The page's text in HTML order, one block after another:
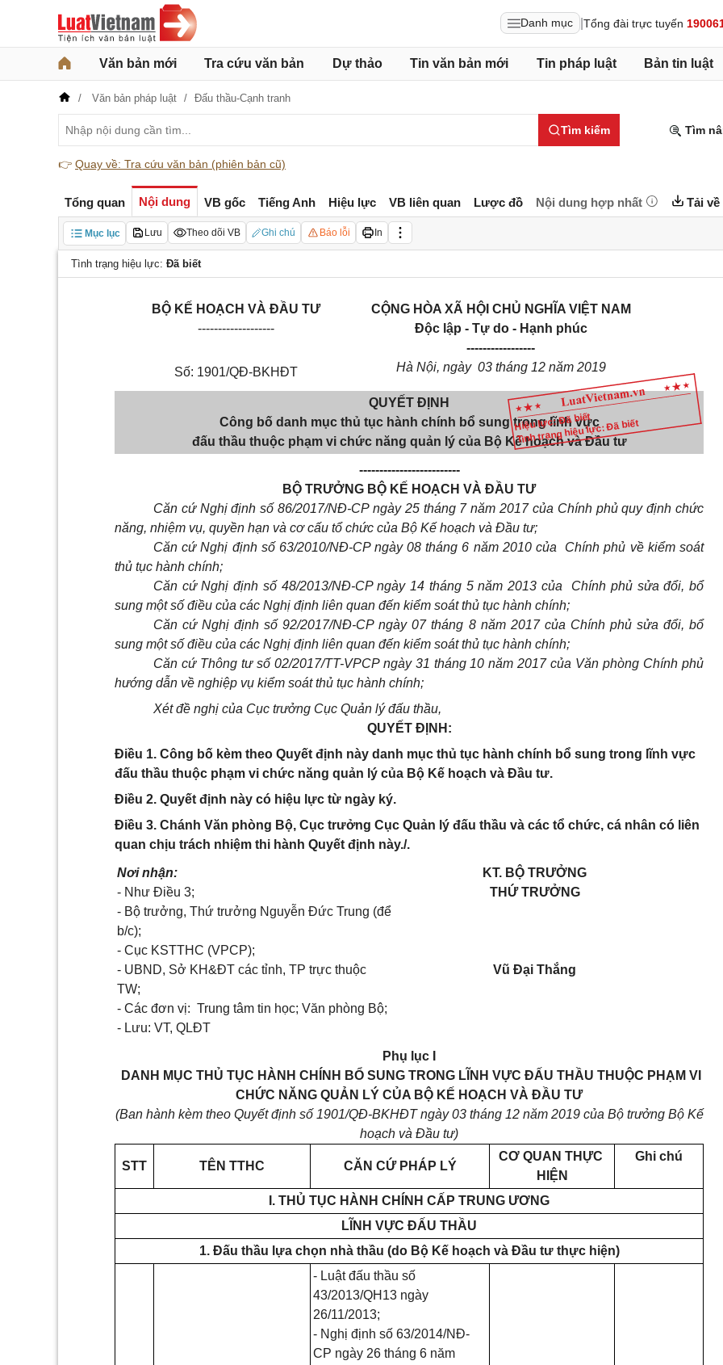
Danh mục Tổng đài trực tuyến
Văn bản mới Tra cứu văn bản Dự thảo Tin văn bản mới Tin pháp luật Bản tin luật
Văn bản pháp luật Đấu thầu-Cạnh tranh
Tìm kiếm Tìm
👉 Quay về: Tra cứu văn bản (phiên bản cũ)
Tổng quan Nội dung VB gốc Tiếng Anh Hiệu lực VB liên quan Lược đồ Nội dung hợp nhất Tải về
Mục lục Lưu Theo dõi VB Ghi chú Báo lỗi In
Tình trạng hiệu lực: Đã biết
Hiệu lực: Đã biết
Tình trạng hiệu lực: Đã biết
BỘ KẾ HOẠCH VÀ ĐẦU TƯ
-------------------
Số: 1901/QĐ-BKHĐT
CỘNG HÒA XÃ HỘI CHỦ NGHĨA VIỆT NAM
Độc lập - Tự do - Hạnh phúc
-----------------
Hà Nội, ngày 03tháng12 năm 2019
QUYẾT ĐỊNH
Công bố danh mục thủ tục hành chính bổ sung trong lĩnh vực
đấu thầu thuộc phạm vi chức năng quản lý của Bộ Kế hoạch và Đầu tư
-------------------------
BỘ TRƯỞNG BỘ KẾ HOẠCH VÀ ĐẦU TƯ
Căn cứ Nghị định số 86/2017/NĐ-CP ngày 25 tháng 7 năm 2017 của Chính phủ quy định chức
năng, nhiệm vụ, quyền hạn và cơ cấu tổ chức của Bộ Kế hoạch và Đầu tư;
Căn cứ Nghị định số 63/2010/NĐ-CP ngày 08 tháng 6 năm 2010 của Chính phủ về kiểm soát
thủ tục hành chính;
Căn cứ Nghị định số 48/2013/NĐ-CP ngày 14 tháng 5 năm 2013 của Chính phủ sửa đổi, bổ
sung một số điều của các Nghị định liên quan đến kiểm soát thủ tục hành chính;
Căn cứ Nghị định số 92/2017/NĐ-CP ngày 07 tháng 8 năm 2017 của Chính phủ sửa đổi, bổ
sung một số điều của các Nghị định liên quan đến kiểm soát thủ tục hành chính;
Căn cứ Thông tư số 02/2017/TT-VPCP ngày 31 tháng 10 năm 2017 của Văn phòng Chính phủ
hướng dẫn về nghiệp vụ kiểm soát thủ tục hành chính;
Xét đề nghị của Cục trưởng Cục Quản lý đấu thầu,
QUYẾT ĐỊNH:
Điều 1. Công bố kèm theo Quyết định này danh mục thủ tục hành chính bổ sung trong lĩnh vực
đấu thầu thuộc phạm vi chức năng quản lý của Bộ Kế hoạch và Đầu tư.
Điều 2. Quyết định này có hiệu lực từ ngày ký.
Điều 3. Chánh Văn phòng Bộ, Cục trưởng Cục Quản lý đấu thầu và các tổ chức, cá nhân có liên
quan chịu trách nhiệm thi hành Quyết định này./.
Nơi nhận:
- Như Điều 3;
- Bộ trưởng, Thứ trưởng Nguyễn Đức Trung (để
b/c);
- Cục KSTTHC (VPCP);
- UBND, Sở KH&ĐT các tỉnh, TP trực thuộc
TW;
- Các đơn vị: Trung tâm tin học; Văn phòng Bộ;
- Lưu: VT, QLĐT
KT. BỘ TRƯỞNG
THỨ TRƯỞNG
Vũ Đại Thắng
Phụ lục I
DANH MỤC THỦ TỤC HÀNH CHÍNH BỔ SUNG TRONG LĨNH VỰC ĐẤU THẦU THUỘC PHẠM VI
CHỨC NĂNG QUẢN LÝ CỦA BỘ KẾ HOẠCH VÀ ĐẦU TƯ
(Ban hành kèm theo Quyết định số 1901/QĐ-BKHĐT ngày 03 tháng 12 năm 2019 của Bộ trưởng Bộ Kế
hoạch và Đầu tư)
STT TÊN TTHC CĂN CỨ PHÁP LÝ
CƠ QUAN THỰC
HIỆN
Ghi chú
I. THỦ TỤC HÀNH CHÍNH CẤP TRUNG ƯƠNG
LĨNH VỰC ĐẤU THẦU
1. Đấu thầu lựa chọn nhà thầu (do Bộ Kế hoạch và Đầu tư thực hiện)
- Luật đấu thầu số
43/2013/QH13 ngày
26/11/2013;
- Nghị định số 63/2014/NĐ-
CP ngày 26 tháng 6 năm